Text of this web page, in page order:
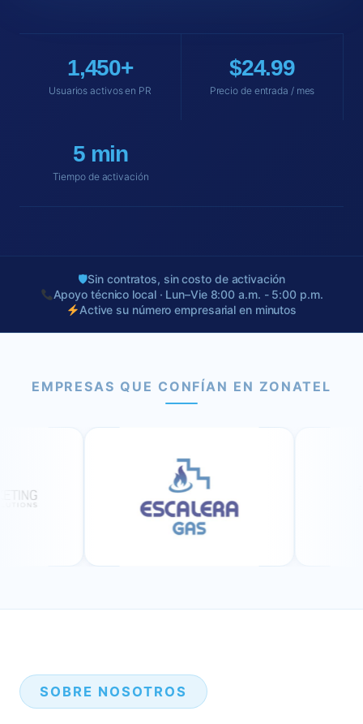
1,450+
Usuarios activos en PR
$24.99
Precio de entrada / mes
5 min
Tiempo de activación
🛡Sin contratos, sin costo de activación
Apoyo técnico local · Lun–Vie 8:00 a.m. - 5:00 p.m.
Active su número empresarial en minutos
EMPRESAS QUE CONFÍAN EN ZONATEL
SOBRE NOSOTROS